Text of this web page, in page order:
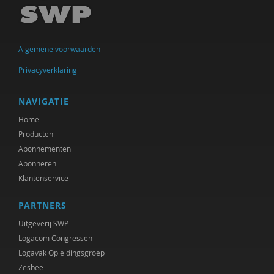
Marcel de Rooij
Anettte de Valk
Clementine Degener
Simone van Dongen
Diede van Doornik
Maartje Driessen
Hans van Ewijk
Olaf Galisch
Ingrid Groot
Iris Hartog
Algemene voorwaarden
Privacyverklaring
NAVIGATIE
Home
Producten
Abonnementen
Abonneren
Klantenservice
PARTNERS
Uitgeverij SWP
Logacom Congressen
Logavak Opleidingsgroep
Zesbee